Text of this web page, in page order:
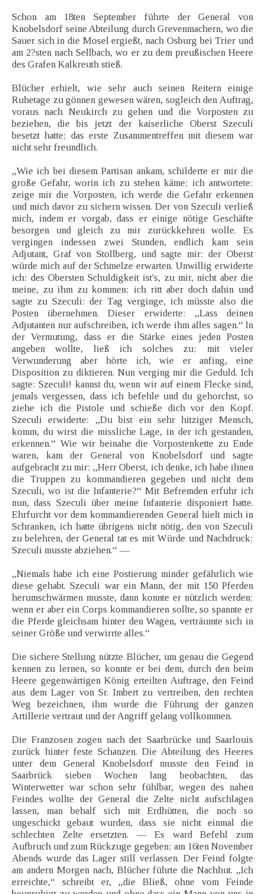
Schon am 18ten September führte der General von
Knobelsdorf seine Abteilung durch Grevenmachern, wo die
Sauer sich in die Mosel ergießt, nach Osburg bei Trier und
am 2?sten nach Sellbach, wo er zu dem preußischen Heere
des Grafen Kalkreuth stieß.
Blücher erhielt, wie sehr auch seinen Reitern einige
Ruhetage zu gönnen gewesen wären, sogleich den Auftrag,
voraus nach Neukirch zu gehen und die Vorposten zu
beziehen, die bis jetzt der kaiserliche Oberst Szeculi
besetzt hatte; das erste Zusammentreffen mit diesem war
nicht sehr freundlich.
„Wie ich bei diesem Partisan ankam, schilderte er mir die
große Gefahr, worin ich zu stehen käme; ich antwortete:
zeige mir die Vorposten, ich werde die Gefahr erkennen
und mich davor zu sichern wissen. Der von Szeculi verließ
mich, indem er vorgab, dass er einige nötige Geschäfte
besorgen und gleich zu mir zurückkehren wolle. Es
vergingen indessen zwei Stunden, endlich kam sein
Adjutant, Graf von Stollberg, und sagte mir: der Oberst
würde mich auf der Schmelze erwarten. Unwillig erwiderte
ich: des Obersten Schuldigkeit ist's, zu mir, nicht aber die
meine, zu ihm zu kommen; ich ritt aber doch dahin und
sagte zu Szeculi: der Tag verginge, ich müsste also die
Posten übernehmen. Dieser erwiderte: „Lass deinen
Adjutanten nur aufschreiben, ich werde ihm alles sagen.“ In
der Vermutung, dass er die Stärke eines jeden Posten
angeben wollte, ließ ich solches zu; mit vieler
Verwunderung aber hörte ich, wie er anfing, eine
Disposition zu diktieren. Nun verging mir die Geduld. Ich
sagte: Szeculi! kannst du, wenn wir auf einem Flecke sind,
jemals vergessen, dass ich befehle und du gehorchst, so
ziehe ich die Pistole und schieße dich vor den Kopf.
Szeculi erwiderte: „Du bist ein sehr hitziger Mensch,
komm, du wirst die missliche Lage, in der ich gestanden,
erkennen.“ Wie wir beinahe die Vorpostenkette zu Ende
waren, kam der General von Knobelsdorf und sagte
aufgebracht zu mir: „Herr Oberst, ich denke, ich habe ihnen
die Truppen zu kommandieren gegeben und nicht dem
Szeculi, wo ist die Infanterie?“ Mit Befremden erfuhr ich
nun, dass Szeculi über meine Infanterie disponiert hatte.
Ehrfurcht vor dem kommandierenden General hielt mich in
Schranken, ich hatte übrigens nicht nötig, den von Szeculi
zu belehren, der General tat es mit Würde und Nachdruck;
Szeculi musste abziehen.“ —
„Niemals habe ich eine Postierung minder gefährlich wie
diese gehabt. Szeculi war ein Mann, der mit 150 Pferden
herumschwärmen musste, dann konnte er nützlich werden;
wenn er aber ein Corps kommandieren sollte, so spannte er
die Pferde gleichsam hinter den Wagen, verträumte sich in
seiner Größe und verwirrte alles.“
Die sichere Stellung nützte Blücher, um genau die Gegend
kennen zu lernen, so konnte er bei dem, durch den beim
Heere gegenwärtigen König erteilten Auftrage, den Feind
aus dem Lager von Sr. Imbert zu vertreiben, den rechten
Weg bezeichnen, ihm wurde die Führung der ganzen
Artillerie vertraut und der Angriff gelang vollkommen.
Die Franzosen zogen nach der Saarbrücke und Saarlouis
zurück hinter feste Schanzen. Die Abteilung des Heeres
unter dem General Knobelsdorf musste den Feind in
Saarbrück sieben Wochen lang beobachten, das
Winterwetter war schon sehr fühlbar, wegen des nahen
Feindes wollte der General die Zelte nicht aufschlagen
lassen, man behalf sich mit Erdhütten, die noch so
ungeschickt gebaut wurden, dass sie nicht einmal die
schlechten Zelte ersetzten. — Es ward Befehl zum
Aufbruch und zum Rückzuge gegeben; am 16ten November
Abends wurde das Lager still verlassen. Der Feind folgte
am andern Morgen nach, Blücher führte die Nachhut. „Ich
erreichte,“ schreibt er, „die Bließ, ohne vom Feinde